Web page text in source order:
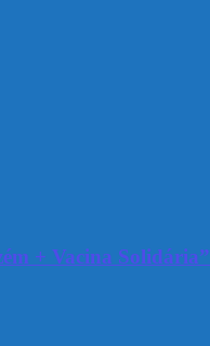
+ Vacina Solidária”